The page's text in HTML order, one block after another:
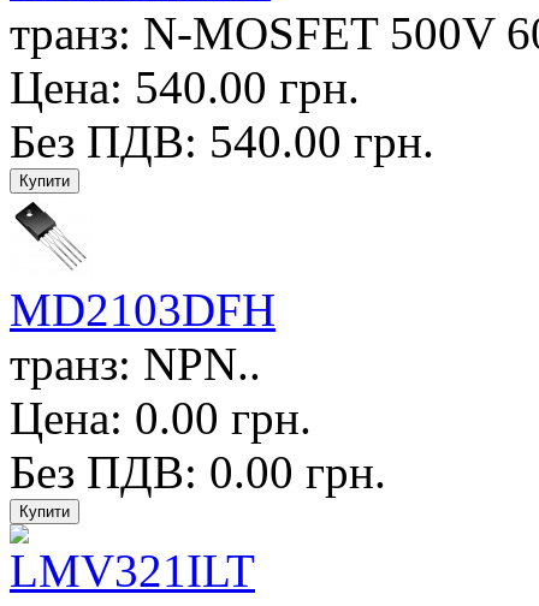
транз: N-MOSFET 500V
Цена: 540.00 грн.
Без ПДВ: 540.00 грн.
MD2103DFH
транз: NPN..
Цена: 0.00 грн.
Без ПДВ: 0.00 грн.